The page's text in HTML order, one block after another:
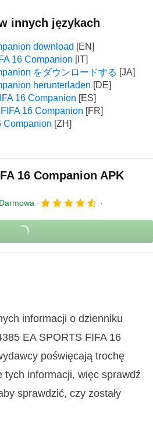
innych językach
download
16 Companion
をダウンロードする
herunterladen
16 Companion
16 Companion
Companion
16 Companion APK
Darmowa
informacji o dzienniku
EA SPORTS FIFA 16
poświęcają trochę
tych informacji, więc sprawdź
sprawdzić, czy zostały